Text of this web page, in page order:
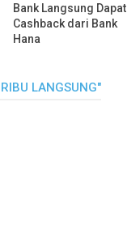
Bank Langsung Dapat
Cashback dari Bank
Hana
LANGSUNG"